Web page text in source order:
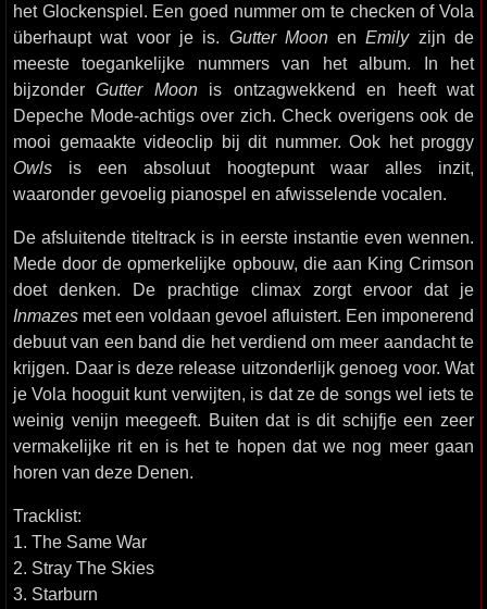
het Glockenspiel. Een goed nummer om te checken of Vola
überhaupt wat voor je is. Gutter MoonenEmilyzijn de
meeste toegankelijke nummers van het album. In het
bijzonderGutter Moonis ontzagwekkend en heeft wat
Depeche Mode-achtigs over zich. Check overigens ook de
mooi gemaakte videoclip bij dit nummer. Ook het proggy
Owls is een absoluut hoogtepunt waar alles inzit,
waaronder gevoelig pianospel en afwisselende vocalen.
De afsluitende titeltrack is in eerste instantie even wennen.
Mede door de opmerkelijke opbouw, die aan King Crimson
doet denken. De prachtige climax zorgt ervoor dat je
Inmazes met een voldaan gevoel afluistert. Een imponerend
debuut van een band die het verdiend om meer aandacht te
krijgen. Daar is deze release uitzonderlijk genoeg voor. Wat
je Vola hooguit kunt verwijten, is dat ze de songs wel iets te
weinig venijn meegeeft. Buiten dat is dit schijfje een zeer
vermakelijke rit en is het te hopen dat we nog meer gaan
horen van deze Denen.
Tracklist:
1. The Same War
2. Stray The Skies
3. Starburn